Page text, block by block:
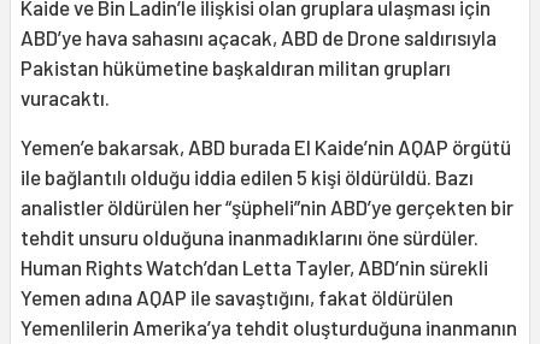
Kaide ve Bin Ladin’le ilişkisi olan gruplara ulaşması için
ABD’ye hava sahasını açacak, ABD de Drone saldırısıyla
Pakistan hükümetine başkaldıran militan grupları
vuracaktı.
Yemen’e bakarsak, ABD burada El Kaide’nin AQAP örgütü
ile bağlantılı olduğu iddia edilen 5 kişi öldürüldü. Bazı
analistler öldürülen her “şüpheli”nin ABD’ye gerçekten bir
tehdit unsuru olduğuna inanmadıklarını öne sürdüler.
Human Rights Watch’dan Letta Tayler, ABD’nin sürekli
Yemen adına AQAP ile savaştığını, fakat öldürülen
Yemenlilerin Amerika’ya tehdit oluşturduğuna inanmanın